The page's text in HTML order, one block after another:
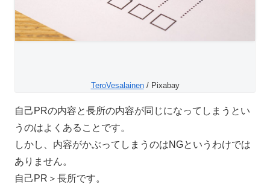
TeroVesalainen/ Pixabay
自己PRの内容と長所の内容が同じになってしまうとい
うのはよくあることです。
しかし、内容がかぶってしまうのはNGというわけでは
ありません。
自己PR＞長所です。